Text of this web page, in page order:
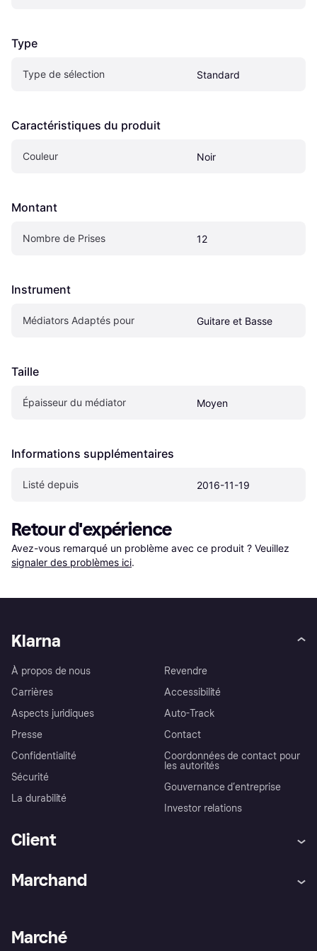
Type
Type de sélection Standard
Caractéristiques du produit
Couleur Noir
Montant
Nombre de Prises 12
Instrument
Médiators Adaptés pour Guitare et Basse
Taille
Épaisseur du médiator Moyen
Informations supplémentaires
Listé depuis 2016-11-19
Retour d'expérience
Avez-vous remarqué un problème avec ce produit ? Veuillez
signaler des problèmes ici.
Klarna
À propos de nous
Carrières
Aspects juridiques
Presse
Confidentialité
Sécurité
La durabilité
Revendre
Accessibilité
Auto-Track
Contact
Coordonnées de contact pour
les autorités
Gouvernance d’entreprise
Investor relations
Client
Explorez les magasins
Marchand
Portail Marchand
Marché